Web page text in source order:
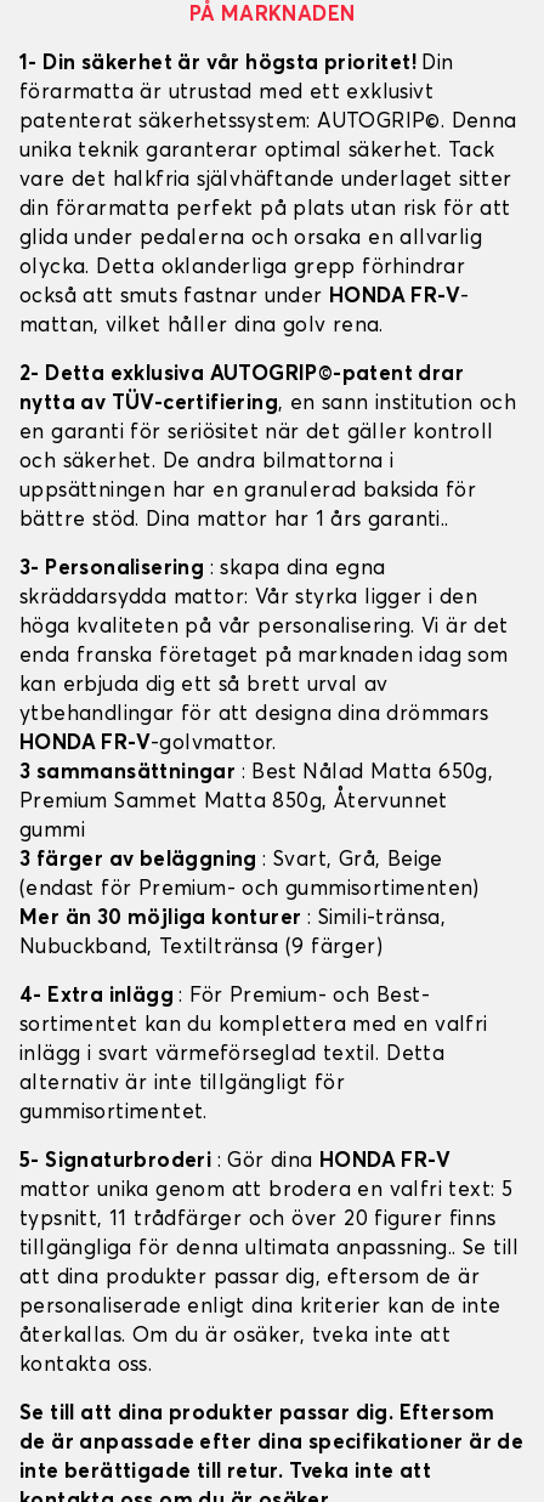
PÅ MARKNADEN
1- Din säkerhet är vår högsta prioritet! Din
förarmatta är utrustad med ett exklusivt
patenterat säkerhetssystem: AUTOGRIP©. Denna
unika teknik garanterar optimal säkerhet. Tack
vare det halkfria självhäftande underlaget sitter
din förarmatta perfekt på plats utan risk för att
glida under pedalerna och orsaka en allvarlig
olycka. Detta oklanderliga grepp förhindrar
också att smuts fastnar under HONDA FR-V-
mattan, vilket håller dina golv rena.
2- Detta exklusiva AUTOGRIP©-patent drar
nytta av TÜV-certifiering, en sann institution och
en garanti för seriösitet när det gäller kontroll
och säkerhet. De andra bilmattorna i
uppsättningen har en granulerad baksida för
bättre stöd. Dina mattor har 1 års garanti..
3- Personalisering : skapa dina egna
skräddarsydda mattor: Vår styrka ligger i den
höga kvaliteten på vår personalisering. Vi är det
enda franska företaget på marknaden idag som
kan erbjuda dig ett så brett urval av
ytbehandlingar för att designa dina drömmars
HONDA FR-V-golvmattor.
3 sammansättningar : Best Nålad Matta 650g,
Premium Sammet Matta 850g, Återvunnet
gummi
3 färger av beläggning: Svart, Grå, Beige
(endast för Premium- och gummisortimenten)
Mer än 30 möjliga konturer : Simili-tränsa,
Nubuckband, Textiltränsa (9 färger)
4- Extra inlägg: För Premium- och Best-
sortimentet kan du komplettera med en valfri
inlägg i svart värmeförseglad textil. Detta
alternativ är inte tillgängligt för
gummisortimentet.
5- Signaturbroderi : Gör dina HONDA FR-V
mattor unika genom att brodera en valfri text: 5
typsnitt, 11 trådfärger och över 20 figurer finns
tillgängliga för denna ultimata anpassning.. Se till
att dina produkter passar dig, eftersom de är
personaliserade enligt dina kriterier kan de inte
återkallas. Om du är osäker, tveka inte att
kontakta oss.
Se till att dina produkter passar dig. Eftersom
de är anpassade efter dina specifikationer är de
inte berättigade till retur. Tveka inte att